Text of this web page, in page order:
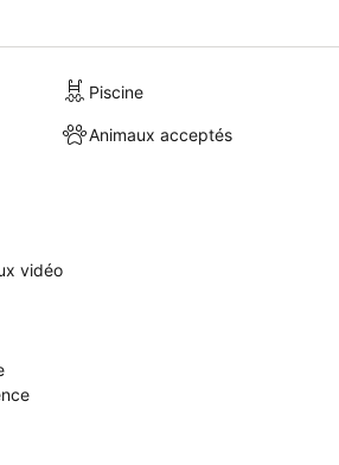
Piscine
Animaux acceptés
vidéo